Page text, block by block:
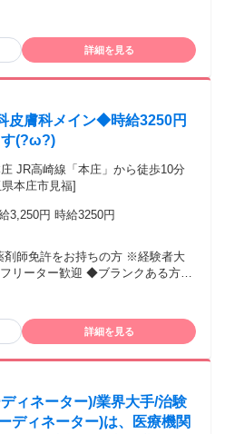
詳細を見る
皮膚科メイン◆時給3250円
す(?ω?)
交通アクセス 最寄駅：本庄 JR高崎線「本庄」から徒歩10分
本庄市見福]
時給3,250円以上 給与 時給3,250円 時給3250円
剤師免許をお持ちの方 ※経験者大
詳細を見る
ィネーター)/業界大手/治験
ディネーター)は、医療機関